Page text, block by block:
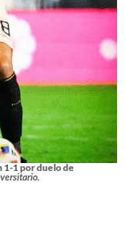
1 por duelo de